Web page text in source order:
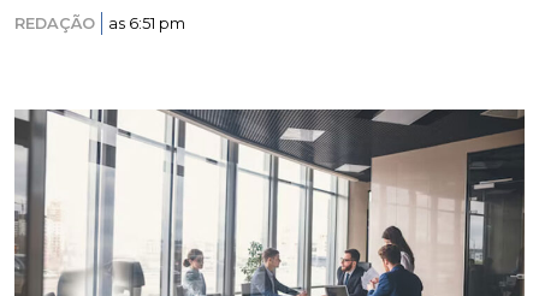
REDAÇÃO as 6:51 pm